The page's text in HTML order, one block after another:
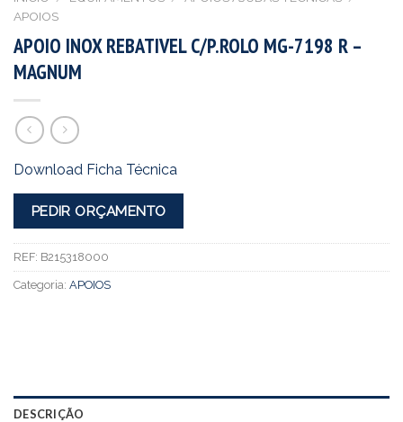
APOIOS
APOIO INOX REBATIVEL C/P.ROLO MG-7198 R –
MAGNUM
Download Ficha Técnica
PEDIR ORÇAMENTO
REF: B215318000
Categoria: APOIOS
DESCRIÇÃO